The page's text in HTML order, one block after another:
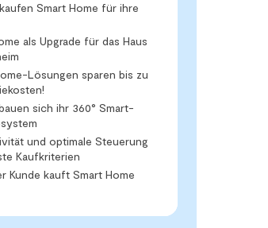
Smart Home für ihre
als Upgrade für das Haus
Lösungen sparen bis zu
sich ihr 360° Smart-
und optimale Steuerung
Kaufkriterien
Kunde kauft Smart Home